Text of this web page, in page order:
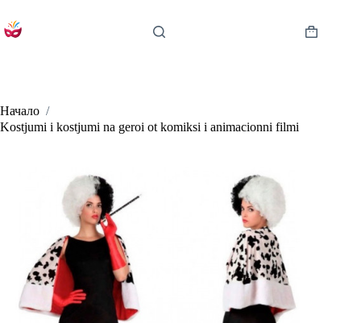
to
content
Shopping
Начало /
Kostjumi i kostjumi na geroi ot komiksi i animacionni filmi